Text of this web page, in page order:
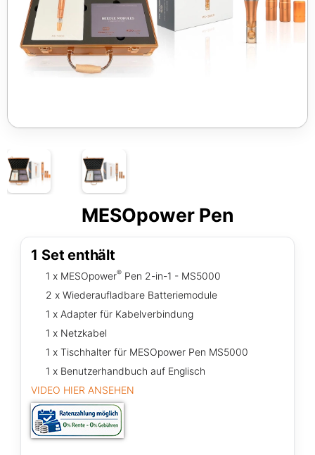
MESOpower Pen
1 Set enthält
1 x MESOpower®Pen 2-in-1 - MS5000
2 x Wiederaufladbare Batteriemodule
1 x Adapter für Kabelverbindung
1 x Netzkabel
1 x Tischhalter für MESOpower Pen MS5000
1 x Benutzerhandbuch auf Englisch
VIDEO HIER ANSEHEN